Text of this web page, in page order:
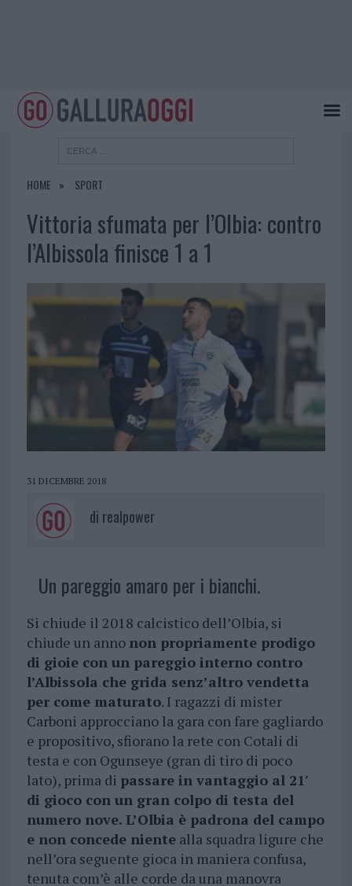
HOME SPORT
Vittoria sfumata per l’Olbia: contro
l’Albissola finisce 1 a 1
31 DICEMBRE 2018
di realpower
Un pareggio amaro per i bianchi.
Si chiude il 2018 calcistico dell’Olbia, si
chiude un anno non propriamente prodigo
di gioie con un pareggio interno contro
l’Albissola che grida senz’altro vendetta
per come maturato. I ragazzi di mister
Carboni approcciano la gara con fare gagliardo
e propositivo, sfiorano la rete con Cotali di
testa e con Ogunseye (gran di tiro di poco
lato), prima di passare in vantaggio al 21′
di gioco con un gran colpo di testa del
numero nove. L’Olbia è padrona del campo
e non concede nientealla squadra ligure che
nell’ora seguente gioca in maniera confusa,
tenuta com’è alle corde da una manovra